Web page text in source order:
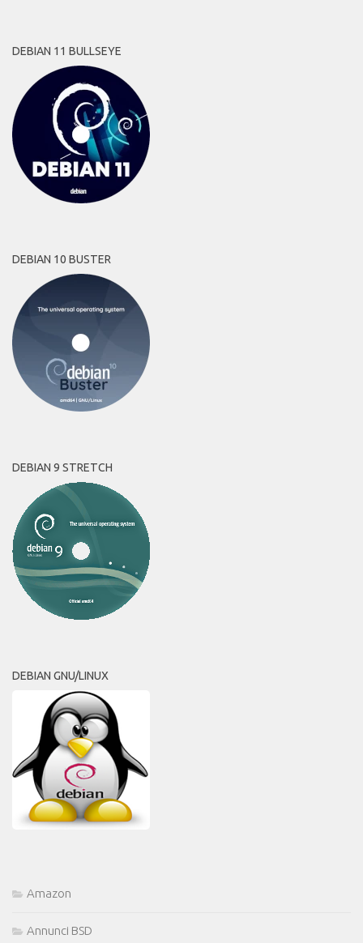
DEBIAN 11 BULLSEYE
DEBIAN 10 BUSTER
DEBIAN 9 STRETCH
DEBIAN GNU/LINUX
Amazon
Annunci BSD